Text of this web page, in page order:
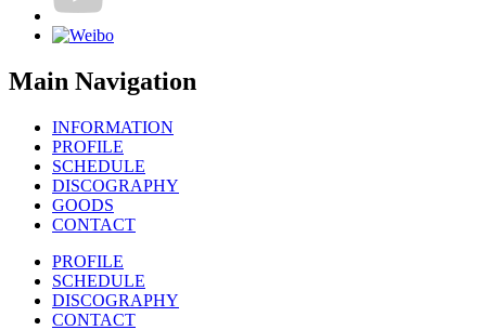
Main Navigation
INFORMATION
PROFILE
SCHEDULE
DISCOGRAPHY
GOODS
CONTACT
PROFILE
SCHEDULE
DISCOGRAPHY
CONTACT